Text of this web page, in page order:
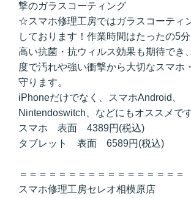
撃のガラスコーティング
☆スマホ修理工房ではガラスコーティ
しております！作業時間はたったの5分
高い抗菌・抗ウィルス効果も期待でき
度で汚れや強い衝撃から大切なスマホ
守ります。
iPhoneだけでなく、スマホAndroid、
Nintendoswitch、などにもオススメで
スマホ 表面 4389円(税込)
タブレット 表面 6589円(税込)
＝＝＝＝＝＝＝＝＝＝＝＝＝＝＝＝＝
スマホ修理工房セレオ相模原店